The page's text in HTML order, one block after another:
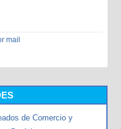
mail
de Comercio y